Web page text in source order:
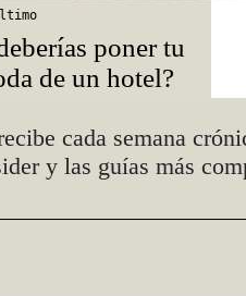
poner tu
de un hotel?